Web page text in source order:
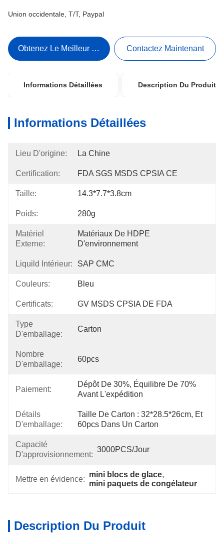
Union occidentale, T/T, Paypal
Obtenez Le Meilleur Prix Contactez Maintenant
Informations Détaillées Description Du Produit
Informations Détaillées
Lieu D'origine: La Chine
Certification: FDA SGS MSDS CPSIA CE
Taille: 14.3*7.7*3.8cm
Poids: 280g
Matériel
Externe:
Matériaux De HDPE
D'environnement
Liquild Intérieur: SAP CMC
Couleurs: Bleu
Certificats: GV MSDS CPSIA DE FDA
Type
D'emballage:
Carton
Nombre
D'emballage:
60pcs
Paiement:
Dépôt De 30%, Équilibre De 70%
Avant L'expédition
Détails
D'emballage:
Taille De Carton : 32*28.5*26cm, Et
60pcs Dans Un Carton
Capacité
D'approvisionnement:
3000PCS/jour
Mettre en évidence:
mini blocs de glace,
mini paquets de congélateur
Description Du Produit